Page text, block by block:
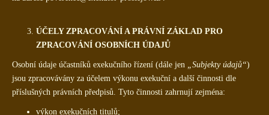
ÚČELY ZPRACOVÁNÍ A PRÁVNÍ ZÁKLAD PRO
ZPRACOVÁNÍ OSOBNÍCH ÚDAJŮ
Osobní údaje účastníků exekučního řízení (dále jen „Subjekty údajů“)
jsou zpracovávány za účelem výkonu exekuční a další činnosti dle
příslušných právních předpisů. Tyto činnosti zahrnují zejména:
výkon exekučních titulů;